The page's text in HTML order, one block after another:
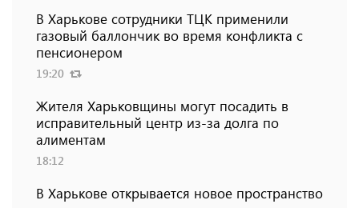
В Харькове сотрудники ТЦК применили
газовый баллончик во время конфликта с
пенсионером
19:20
Жителя Харьковщины могут посадить в
исправительный центр из-за долга по
алиментам
18:12
В Харькове открывается новое пространство